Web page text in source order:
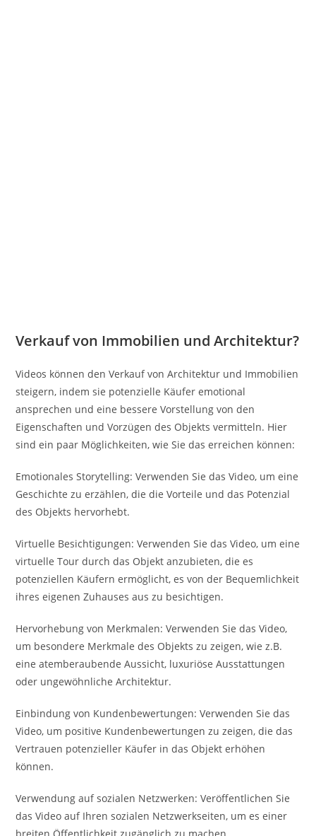
Verkauf von Immobilien und Architektur?
Videos können den Verkauf von Architektur und Immobilien
steigern, indem sie potenzielle Käufer emotional
ansprechen und eine bessere Vorstellung von den
Eigenschaften und Vorzügen des Objekts vermitteln. Hier
sind ein paar Möglichkeiten, wie Sie das erreichen können:
Emotionales Storytelling: Verwenden Sie das Video, um eine
Geschichte zu erzählen, die die Vorteile und das Potenzial
des Objekts hervorhebt.
Virtuelle Besichtigungen: Verwenden Sie das Video, um eine
virtuelle Tour durch das Objekt anzubieten, die es
potenziellen Käufern ermöglicht, es von der Bequemlichkeit
ihres eigenen Zuhauses aus zu besichtigen.
Hervorhebung von Merkmalen: Verwenden Sie das Video,
um besondere Merkmale des Objekts zu zeigen, wie z.B.
eine atemberaubende Aussicht, luxuriöse Ausstattungen
oder ungewöhnliche Architektur.
Einbindung von Kundenbewertungen: Verwenden Sie das
Video, um positive Kundenbewertungen zu zeigen, die das
Vertrauen potenzieller Käufer in das Objekt erhöhen
können.
Verwendung auf sozialen Netzwerken: Veröffentlichen Sie
das Video auf Ihren sozialen Netzwerkseiten, um es einer